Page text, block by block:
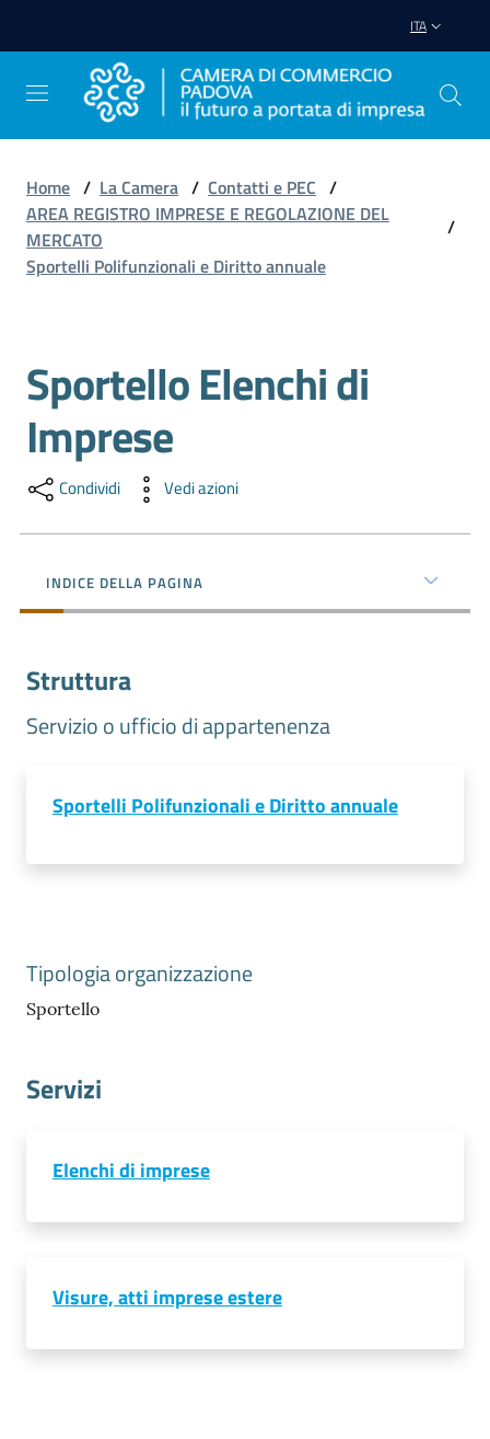
ITA
Avviare
Impresa
Impresa
Promuovere
Impresa
e
territorio
Tutelare
e
Consumatore
Digitale
zione
Home / La Camera / Contatti e PEC /
AREA REGISTRO IMPRESE E REGOLAZIONE DEL
MERCATO
/
Sportelli Polifunzionali e Diritto annuale
Salta al contenuto
Sportello Elenchi di
Imprese
Condividi Vedi azioni
INDICE DELLA PAGINA
Struttura
Servizio o ufficio di appartenenza
Sportelli Polifunzionali e Diritto annuale
Tipologia organizzazione
Sportello
Servizi
Elenchi di imprese
Visure, atti imprese estere